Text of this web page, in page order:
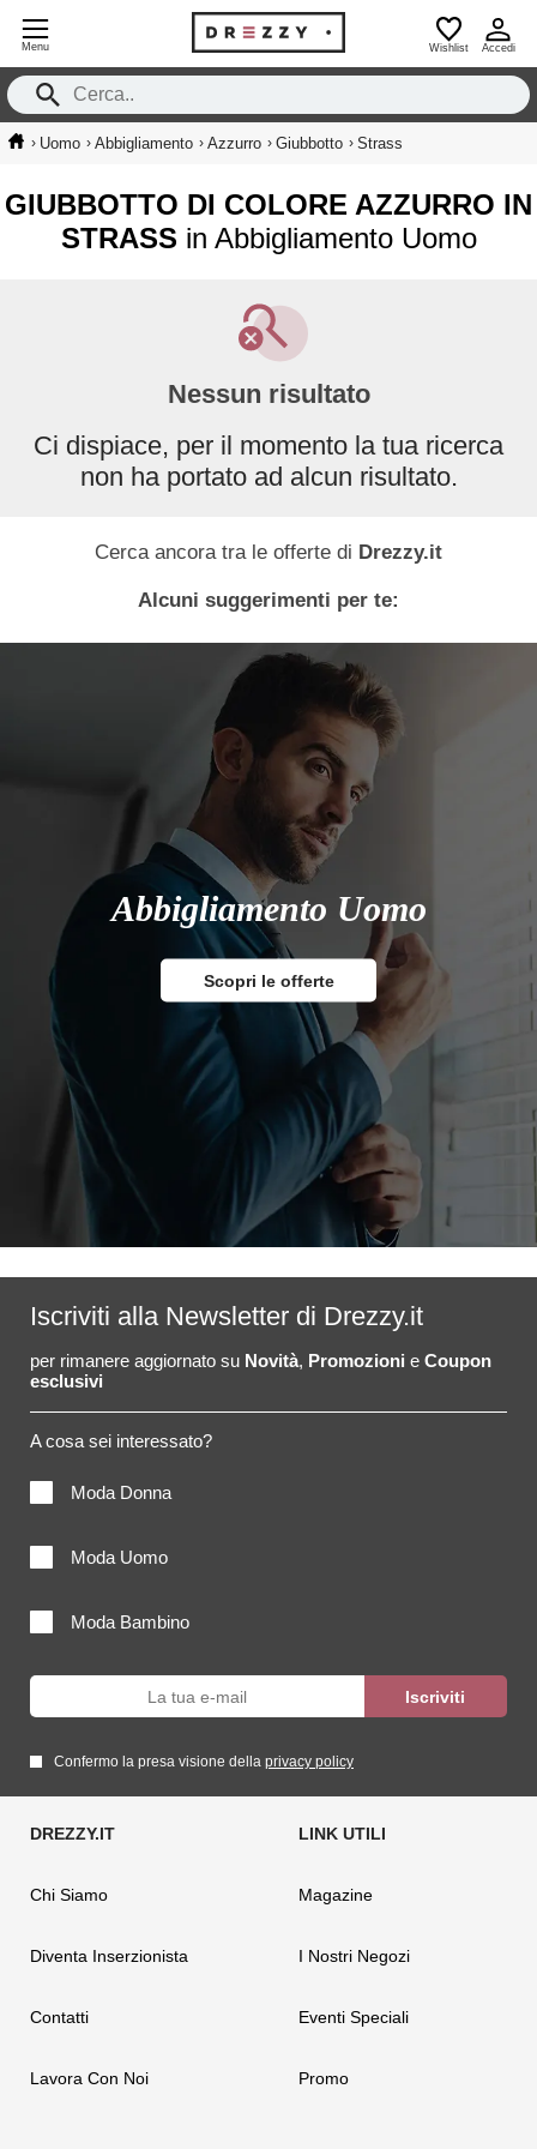
Menu Wishlist Accedi
› Uomo › Abbigliamento › Azzurro › Giubbotto › Strass
GIUBBOTTO DI COLORE AZZURRO IN
STRASS in Abbigliamento Uomo
Nessun risultato
Ci dispiace, per il momento la tua ricerca
non ha portato ad alcun risultato.
Cerca ancora tra le offerte di Drezzy.it
Alcuni suggerimenti per te:
Abbigliamento Uomo
Scopri le offerte
Iscriviti alla Newsletter di Drezzy.it
per rimanere aggiornato su Novità, Promozioni e Coupon
esclusivi
A cosa sei interessato?
Moda Donna
Moda Uomo
Moda Bambino
Confermo la presa visione della privacy policy
Chi Siamo
Diventa Inserzionista
Contatti
Lavora Con Noi
Magazine
I Nostri Negozi
Eventi Speciali
Promo